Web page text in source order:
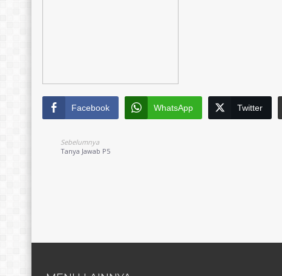
Facebook WhatsApp Twitter
Sebelumnya
Tanya Jawab P5